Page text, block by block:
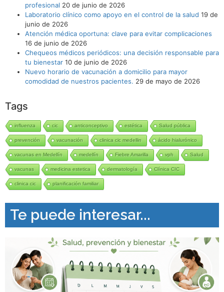
profesional 20 de junio de 2026
Laboratorio clínico como apoyo en el control de la salud 19 de
junio de 2026
Atención médica oportuna: clave para evitar complicaciones
16 de junio de 2026
Chequeos médicos periódicos: una decisión responsable para
tu bienestar 10 de junio de 2026
Nuevo horario de vacunación a domicilio para mayor
comodidad de nuestros pacientes. 29 de mayo de 2026
Tags
influenza cic anticonceptivo estética Salud pública
prevención vacunación clinica cic medellin ácido hialurónico
vacunas en Medellín medellín Fiebre Amarilla vph Salud
vacunas medicina estetica dermatología Clínica CIC
clinica cic planificación familiar
Te puede interesar...